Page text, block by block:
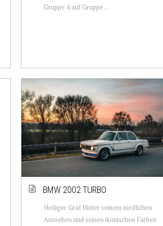
Gruppe 4 auf Gruppe ...
BMW 2002 TURBO
Heiliger Gral Hinter seinem niedlichen
Aussehen und seinen ikonischen Farben